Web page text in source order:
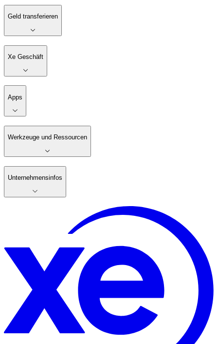
Geld transferieren
Xe Geschäft
Apps
Werkzeuge und Ressourcen
Unternehmensinfos